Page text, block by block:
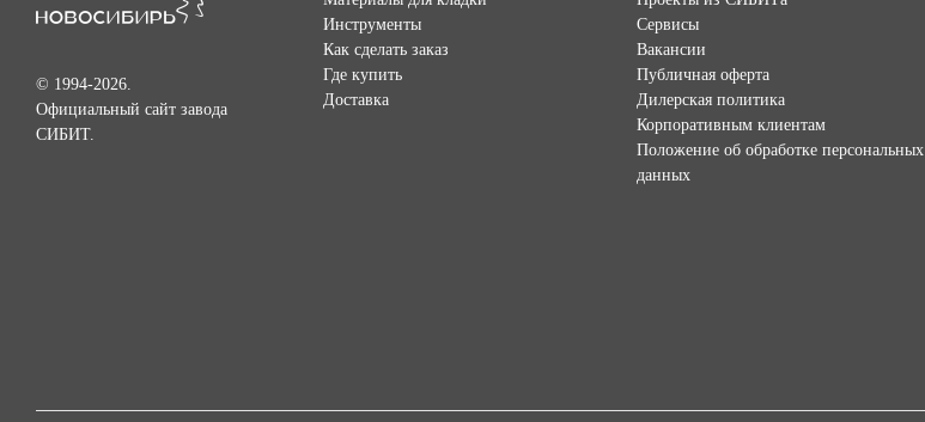
© 1994-2026.
Официальный сайт завода
СИБИТ.
Инструменты
Как сделать заказ
Где купить
Доставка
Сервисы
Вакансии
Публичная оферта
Дилерская политика
Корпоративным клиентам
Положение об обработке персональных
данных